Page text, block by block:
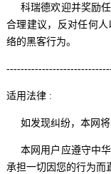
科瑞德欢迎并奖励
合理建议，反对任何
络的黑客行为。
适用法律 :
如发现纠纷，本网
本网用户应遵守中
承担一切因您的行为而